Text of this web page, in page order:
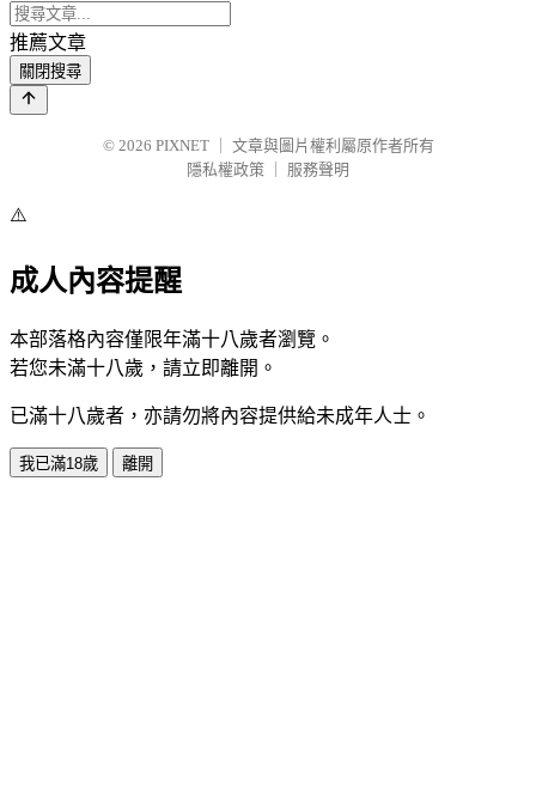
推薦文章
關閉搜尋
© 2026 PIXNET
文章與圖片權利屬原作者所有
隱私權政策
服務聲明
⚠️
成人內容提醒
本部落格內容僅限年滿十八歲者瀏覽。
若您未滿十八歲，請立即離開。
已滿十八歲者，亦請勿將內容提供給未成年人士。
我已滿18歲 離開